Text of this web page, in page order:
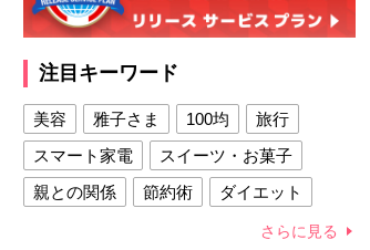
注目キーワード
美容 雅子さま 100均
旅行
スマート家電
スイーツ・お菓子
親との関係
節約術
ダイエット
さらに見る